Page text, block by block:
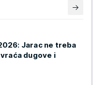
Jarac ne treba
dugove i